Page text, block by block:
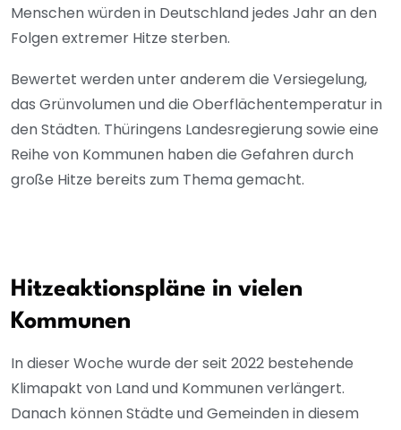
Menschen würden in Deutschland jedes Jahr an den
Folgen extremer Hitze sterben.
Bewertet werden unter anderem die Versiegelung,
das Grünvolumen und die Oberflächentemperatur in
den Städten. Thüringens Landesregierung sowie eine
Reihe von Kommunen haben die Gefahren durch
große Hitze bereits zum Thema gemacht.
Hitzeaktionspläne in vielen
Kommunen
In dieser Woche wurde der seit 2022 bestehende
Klimapakt von Land und Kommunen verlängert.
Danach können Städte und Gemeinden in diesem